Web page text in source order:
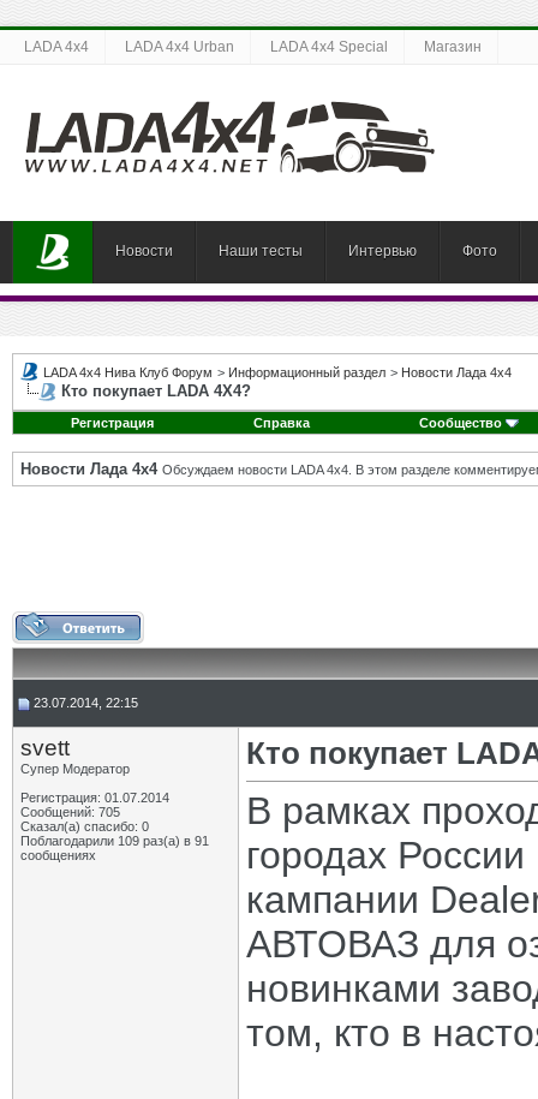
LADA 4x4 LADA 4x4 Urban LADA 4x4 Special Магазин
Новости Наши тесты Интервью Фото
LADA 4x4 Нива Клуб Форум > Информационный раздел > Новости Лада 4х4
Кто покупает LADA 4X4?
Регистрация Справка Сообщество
Новости Лада 4х4 Обсуждаем новости LADA 4x4. В этом разделе
23.07.2014, 22:15
svett
Супер Модератор
Регистрация: 01.07.2014
Сообщений: 705
Сказал(а) спасибо: 0
Поблагодарили 109 раз(а) в 91
сообщениях
Кто покупает
В рамках
городах
кампании
АВТОВАЗ для
новинками
том, кто в